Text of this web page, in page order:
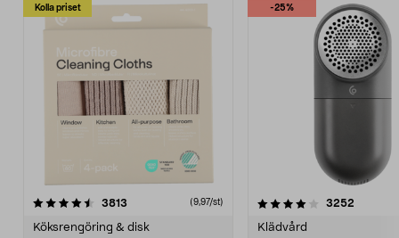
Kolla priset
3813 (9,97/st)
Köksrengöring & disk
-25%
4.0av 5 stjärnor 3252
Klädvård
4.5av 5 stjärnor